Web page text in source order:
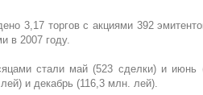
3,17 торгов с акциями 392
в 2007 году.
стали май (523 сделки) и июнь
и декабрь (116,3 млн. лей).